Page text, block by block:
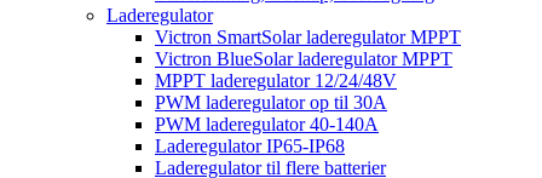
Laderegulator
Victron SmartSolar laderegulator MPPT
Victron BlueSolar laderegulator MPPT
MPPT laderegulator 12/24/48V
PWM laderegulator op til 30A
PWM laderegulator 40-140A
Laderegulator IP65-IP68
Laderegulator til flere batterier